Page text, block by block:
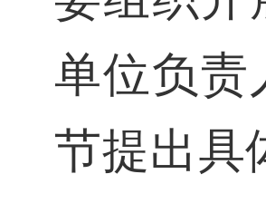
单位负责
节提出具